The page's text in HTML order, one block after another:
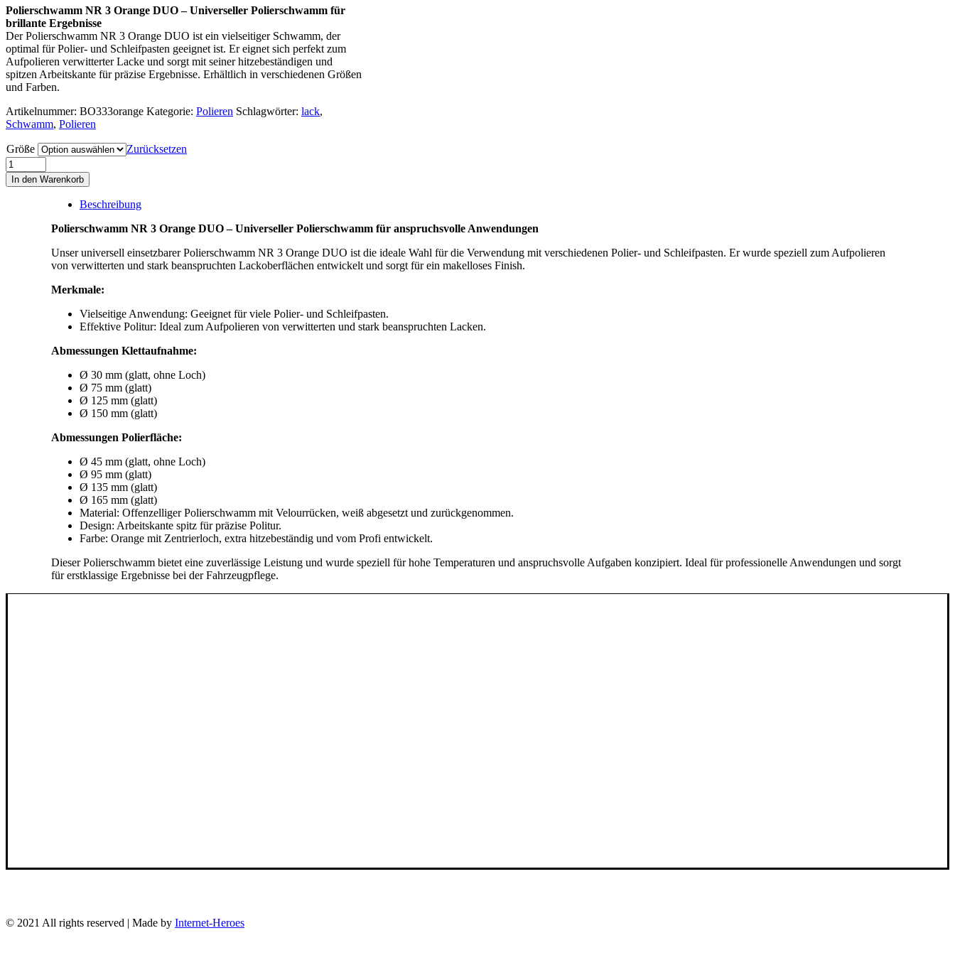
Polierschwamm NR 3 Orange DUO – Universeller Polierschwamm für
brillante Ergebnisse
Der Polierschwamm NR 3 Orange DUO ist ein vielseitiger Schwamm, der
optimal für Polier- und Schleifpasten geeignet ist. Er eignet sich perfekt zum
Aufpolieren verwitterter Lacke und sorgt mit seiner hitzebeständigen und
spitzen Arbeitskante für präzise Ergebnisse. Erhältlich in verschiedenen Größen
und Farben.
Artikelnummer: BO333orange Kategorie: Polieren Schlagwörter: lack,
Schwamm, Polieren
Größe
Zurücksetzen
Polierschwamm
NR
3
In den Warenkorb
Beschreibung
Polierschwamm NR 3 Orange DUO – Universeller Polierschwamm für anspruchsvolle Anwendungen
Unser universell einsetzbarer Polierschwamm NR 3 Orange DUO ist die ideale Wahl für die Verwendung mit verschiedenen Polier- und Schleifpasten. Er wurde speziell zum Aufpolieren
von verwitterten und stark beanspruchten Lackoberflächen entwickelt und sorgt für ein makelloses Finish.
Merkmale:
Vielseitige Anwendung: Geeignet für viele Polier- und Schleifpasten.
Effektive Politur: Ideal zum Aufpolieren von verwitterten und stark beanspruchten Lacken.
Abmessungen Klettaufnahme:
Ø 30 mm (glatt, ohne Loch)
Ø 75 mm (glatt)
Ø 125 mm (glatt)
Ø 150 mm (glatt)
Abmessungen Polierfläche:
Ø 45 mm (glatt, ohne Loch)
Ø 95 mm (glatt)
Ø 135 mm (glatt)
Ø 165 mm (glatt)
Material: Offenzelliger Polierschwamm mit Velourrücken, weiß abgesetzt und zurückgenommen.
Design: Arbeitskante spitz für präzise Politur.
Farbe: Orange mit Zentrierloch, extra hitzebeständig und vom Profi entwickelt.
Dieser Polierschwamm bietet eine zuverlässige Leistung und wurde speziell für hohe Temperaturen und anspruchsvolle Aufgaben konzipiert. Ideal für professionelle Anwendungen und sorgt
für erstklassige Ergebnisse bei der Fahrzeugpflege.
© 2021 All rights reserved | Made by Internet-Heroes